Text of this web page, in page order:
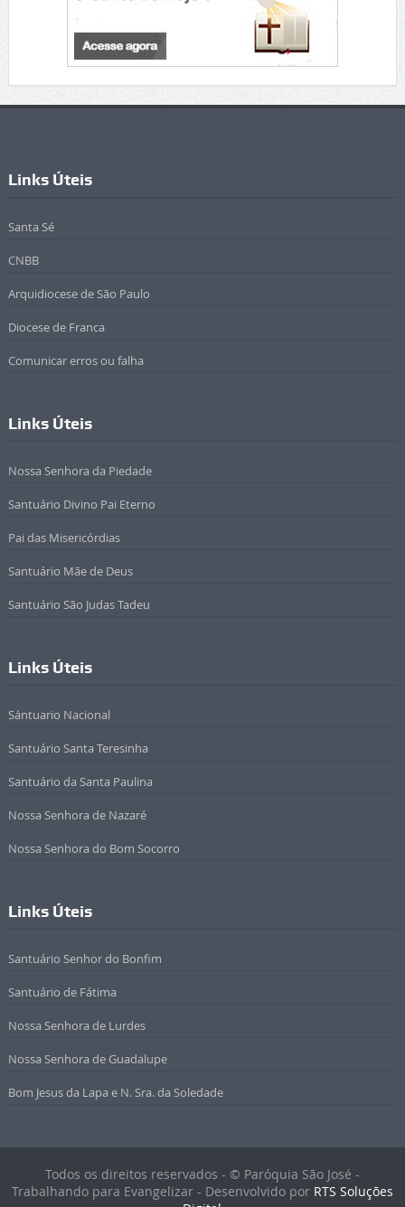
Links Úteis
Santa Sé
CNBB
Arquidiocese de São Paulo
Diocese de Franca
Comunicar erros ou falha
Links Úteis
Nossa Senhora da Piedade
Santuário Divino Pai Eterno
Pai das Misericórdias
Santuário Mãe de Deus
Santuário São Judas Tadeu
Links Úteis
Sántuario Nacional
Santuário Santa Teresinha
Santuário da Santa Paulina
Nossa Senhora de Nazaré
Nossa Senhora do Bom Socorro
Links Úteis
Santuário Senhor do Bonfim
Santuário de Fátima
Nossa Senhora de Lurdes
Nossa Senhora de Guadalupe
Bom Jesus da Lapa e N. Sra. da Soledade
Todos os direitos reservados - © Paróquia São José -
Trabalhando para Evangelizar - Desenvolvido por RTS Soluções